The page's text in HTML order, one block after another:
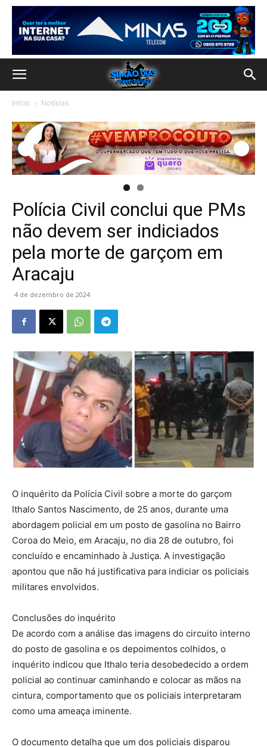
Início Notícias
Polícia Civil conclui que PMs
não devem ser indiciados
pela morte de garçom em
Aracaju
4 de dezembro de 2024
O inquérito da Polícia Civil sobre a morte do garçom
Ithalo Santos Nascimento, de 25 anos, durante uma
abordagem policial em um posto de gasolina no Bairro
Coroa do Meio, em Aracaju, no dia 28 de outubro, foi
concluído e encaminhado à Justiça. A investigação
apontou que não há justificativa para indiciar os policiais
militares envolvidos.
Conclusões do inquérito
De acordo com a análise das imagens do circuito interno
do posto de gasolina e os depoimentos colhidos, o
inquérito indicou que Ithalo teria desobedecido a ordem
policial ao continuar caminhando e colocar as mãos na
cintura, comportamento que os policiais interpretaram
como uma ameaça iminente.
O documento detalha que um dos policiais disparou